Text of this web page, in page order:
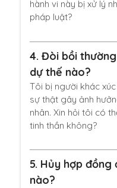
hành vi này bị xử lý
pháp luật?
4. Đòi bồi
dự thế nào?
Tôi bị người khác
sự thật gây ảnh
nhân. Xin hỏi tôi có
tinh thần không?
5. Hủy hợp đồng
nào?